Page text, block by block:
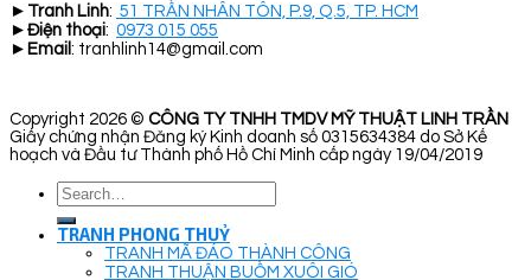
► Tranh Linh: 51 TRẦN NHÂN TÔN, P.9, Q.5, TP. HCM
► Điện thoại: 0973 015 055
► Email : tranhlinh14@gmail.com
Copyright 2026 © CÔNG TY TNHH TMDV MỸ THUẬT LINH TRẦN
Giấy chứng nhận Đăng ký Kinh doanh số 0315634384 do Sở Kế
hoạch và Đầu tư Thành phố Hồ Chí Minh cấp ngày 19/04/2019
Search
for:
TRANH PHONG THUỶ
TRANH MÃ ĐÁO THÀNH CÔNG
TRANH THUẬN BUỒM XUÔI GIÓ